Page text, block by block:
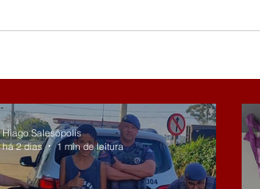
Hiago Salesópolis
há 2 dias
1 min de leitura